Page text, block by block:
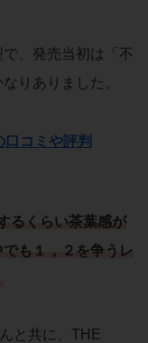
、発売当初は「不
りありました。
コミや評判
るくらい茶葉感が
も１，２を争うレ
と共に、THE